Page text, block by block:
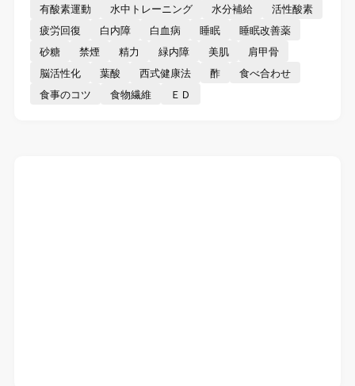
有酸素運動
水中トレーニング 水分補給
活性酸素
疲労回復
白内障 白血病 睡眠
睡眠改善薬
砂糖
禁煙 精力 緑内障 美肌
肩甲骨
脳活性化
葉酸 西式健康法 酢
食べ合わせ
食事のコツ
食物繊維 ＥＤ